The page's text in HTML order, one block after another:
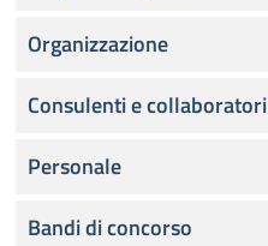
Organizzazione
Consulenti e collaboratori
Personale
Bandi di concorso